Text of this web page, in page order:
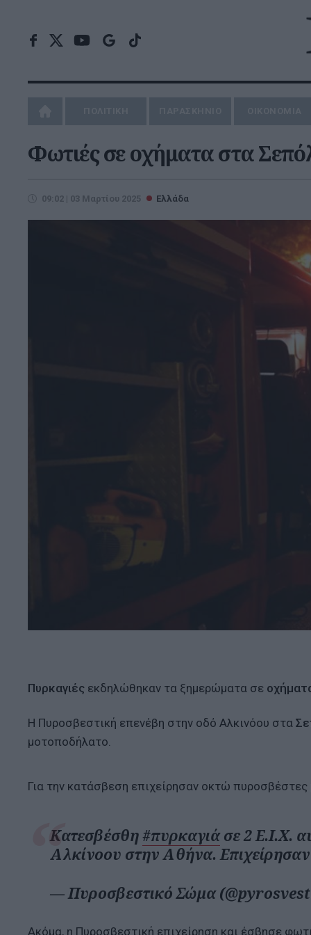
Φωτιές σε οχήματα στα
09:02 | 03 Μαρτίου 2025 Ελλάδα
Πυρκαγιές εκδηλώθηκαν τα ξημερώματα σε
Η Πυροσβεστική επενέβη στην οδό Αλκινόου στα
μοτοποδήλατο.
Για την κατάσβεση επιχείρησαν οκτώ
Κατεσβέσθη #πυρκαγιάσε 2 Ε.Ι.Χ.
Αλκίνοου στην Αθήνα.
— Πυροσβεστικό Σώμα
Ακόμα, η Πυροσβεστική επιχείρηση και έσβησε